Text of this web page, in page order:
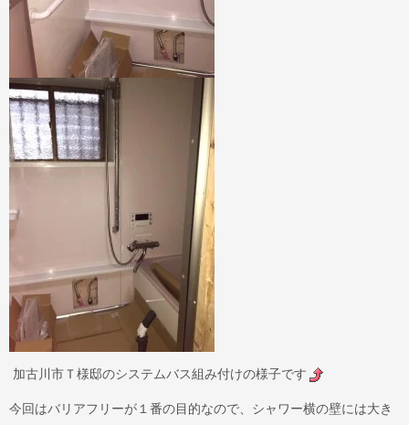
加古川市Ｔ様邸のシステムバス組み付けの様子です
今回はバリアフリーが１番の目的なので、シャワー横の壁には大き